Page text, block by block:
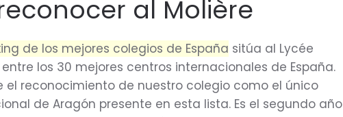
al Molière
de los mejores colegios de España sitúa al Lycée
los 30 mejores centros internacionales de España.
el reconocimiento de nuestro colegio como el único
de Aragón presente en esta lista. Es el segundo año